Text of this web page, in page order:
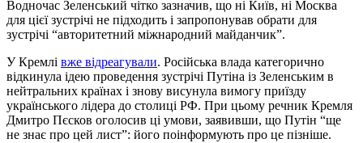
Водночас Зеленський чітко зазначив, що ні Київ, ні Москва
для цієї зустрічі не підходить і запропонував обрати для
зустрічі “авторитетний міжнародний майданчик”.
У Кремлі вже відреагували. Російська влада категорично
відкинула ідею проведення зустрічі Путіна із Зеленським в
нейтральних країнах і знову висунула вимогу приїзду
українського лідера до столиці РФ. При цьому речник Кремля
Дмитро Пєсков оголосив ці умови, заявивши, що Путін “ще
не знає про цей лист”: його поінформують про це пізніше.